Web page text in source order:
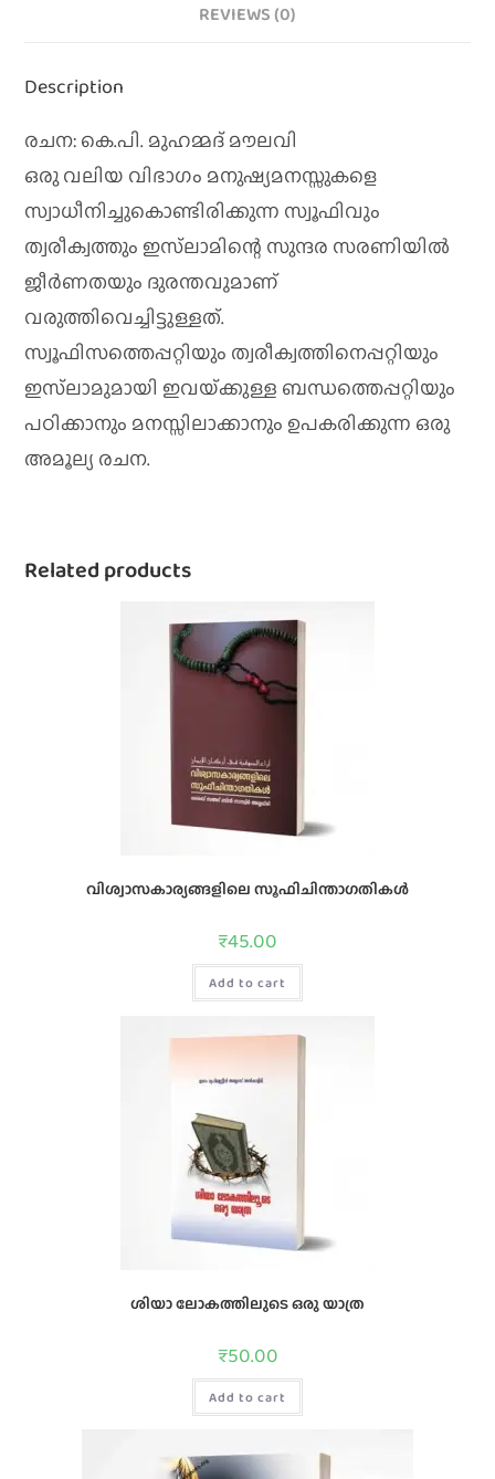
REVIEWS (0)
Description
രചന: കെ.പി. മുഹമ്മദ്‌ മൗലവി
ഒരു വലിയ വിഭാഗം മനുഷ്യമനസ്സുകളെ
സ്വാധീനിച്ചുകൊണ്ടിരിക്കുന്ന സ്വൂഫിവും
ത്വരീക്വത്തും ഇസ്‌ലാമിന്റെ സുന്ദര സരണിയില്‍
ജീര്‍ണതയും ദുരന്തവുമാണ്‌
വരുത്തിവെച്ചിട്ടുള്ളത്‌.
സ്വൂഫിസത്തെപ്പറ്റിയും ത്വരീക്വത്തിനെപ്പറ്റിയും
ഇസ്‌ലാമുമായി ഇവയ്‌ക്കുള്ള ബന്ധത്തെപ്പറ്റിയും
പഠിക്കാനും മനസ്സിലാക്കാനും ഉപകരിക്കുന്ന ഒരു
അമൂല്യ രചന.
Related products
വിശ്വാസകാര്യങ്ങളിലെ സൂഫിചിന്താഗതികള്‍
₹45.00
Add to cart
ശിയാ ലോകത്തിലുടെ ഒരു യാത്ര
₹50.00
Add to cart